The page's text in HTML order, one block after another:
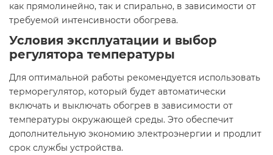
как прямолинейно, так и спирально, в зависимости от
требуемой интенсивности обогрева.​
Условия эксплуатации и выбор
регулятора температуры
Для оптимальной работы рекомендуется использовать
терморегулятор, который будет автоматически
включать и выключать обогрев в зависимости от
температуры окружающей среды. Это обеспечит
дополнительную экономию электроэнергии и продлит
срок службы устройства.​